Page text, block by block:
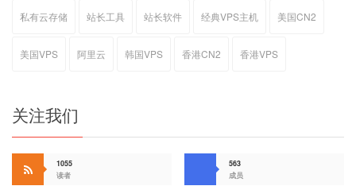
私有云存储 站长工具 站长软件 经典VPS主机 美国CN2
美国VPS 阿里云 韩国VPS 香港CN2 香港VPS
关注我们
1055
读者
563
成员